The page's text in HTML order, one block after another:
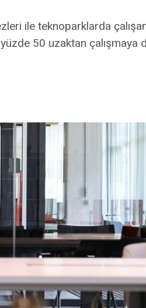
ile teknoparklarda
50 uzaktan çalışmaya